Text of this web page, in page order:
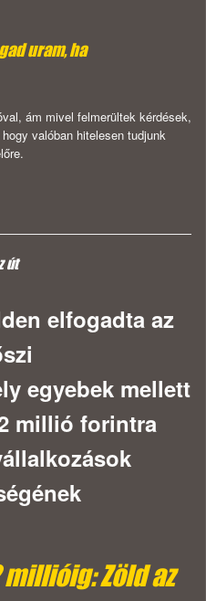
uram, ha
ám mivel felmerültek kérdések,
valóban hitelesen tudjunk
út
elfogadta az
egyebek mellett
millió forintra
Zöld az